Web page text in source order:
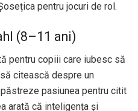
pentru jocuri de rol.
(8–11 ani)
pentru copiii care iubesc să
citească despre un
pasiunea pentru citit
arată că inteligența și